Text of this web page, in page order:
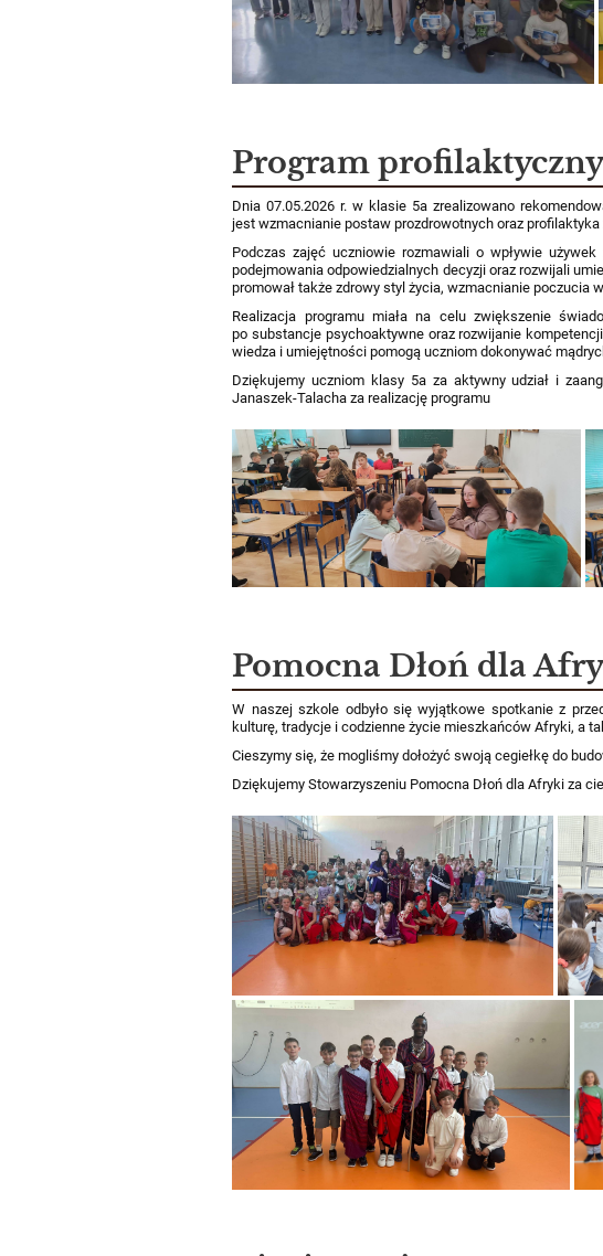
Program profilaktyczny
Dnia 07.05.2026 r. w klasie 5a zrealizowano
jest wzmacnianie postaw prozdrowotnych oraz
Podczas zajęć uczniowie rozmawiali o wpływie
podejmowania odpowiedzialnych decyzji oraz rozwijali
promował także zdrowy styl życia, wzmacnianie poczucia
Realizacja programu miała na celu zwiększenie
po substancje psychoaktywne oraz rozwijanie
wiedza i umiejętności pomogą uczniom dokonywać
Dziękujemy uczniom klasy 5a za aktywny udział i
Janaszek-Talacha za realizację programu
Pomocna Dłoń dla
W naszej szkole odbyło się wyjątkowe spotkanie z
kulturę, tradycje i codzienne życie mieszkańców Afryki, a
Cieszymy się, że mogliśmy dołożyć swoją cegiełkę do
Dziękujemy Stowarzyszeniu Pomocna Dłoń dla Afryki za